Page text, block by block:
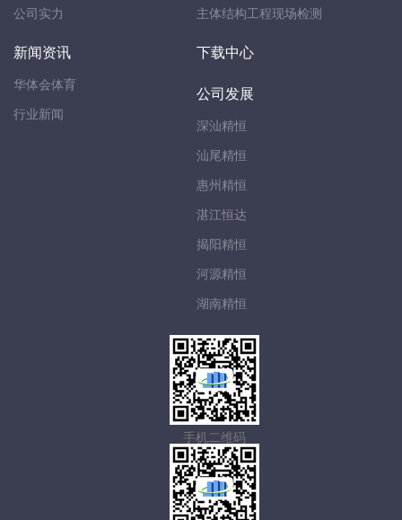
公司实力
主体结构工程现场检测
新闻资讯
华体会体育
行业新闻
下载中心
公司发展
深汕精恒
汕尾精恒
惠州精恒
湛江恒达
揭阳精恒
河源精恒
湖南精恒
手机二维码